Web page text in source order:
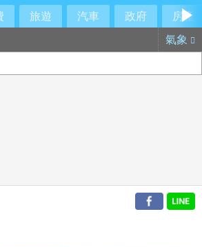
旅遊 汽車 政府
房產
氣象